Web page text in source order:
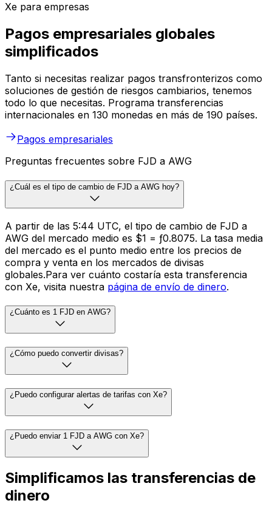
Xe para empresas
Pagos empresariales globales
simplificados
Tanto si necesitas realizar pagos transfronterizos como
soluciones de gestión de riesgos cambiarios, tenemos
todo lo que necesitas. Programa transferencias
internacionales en 130 monedas en más de 190 países.
Pagos empresariales
Preguntas frecuentes sobre FJD a AWG
¿Cuál es el tipo de cambio de FJD a AWG hoy?
A partir de las 5:44 UTC, el tipo de cambio de FJD a
AWG del mercado medio es $1 = ƒ0.8075. La tasa media
del mercado es el punto medio entre los precios de
compra y venta en los mercados de divisas
globales.Para ver cuánto costaría esta transferencia
con Xe, visita nuestra página de envío de dinero.
¿Cuánto es 1 FJD en AWG?
¿Cómo puedo convertir divisas?
¿Puedo configurar alertas de tarifas con Xe?
¿Puedo enviar 1 FJD a AWG con Xe?
Simplificamos las transferencias de
dinero